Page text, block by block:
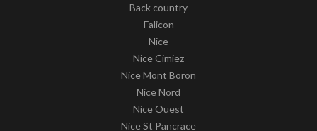
Back country
Falicon
Nice
Nice Cimiez
Nice Mont Boron
Nice Nord
Nice Ouest
Nice St Pancrace